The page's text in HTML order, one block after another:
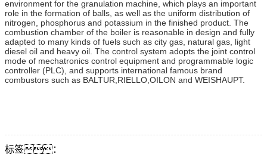
environment for the granulation machine, which plays an important
role in the formation of balls, as well as the uniform distribution of
nitrogen, phosphorus and potassium in the finished product. The
combustion chamber of the boiler is reasonable in design and fully
adapted to many kinds of fuels such as city gas, natural gas, light
diesel oil and heavy oil. The control system adopts the joint control
mode of mechatronics control equipment and programmable logic
controller (PLC), and supports international famous brand
combustors such as BALTUR,RIELLO,OILON and WEISHAUPT.
标签：